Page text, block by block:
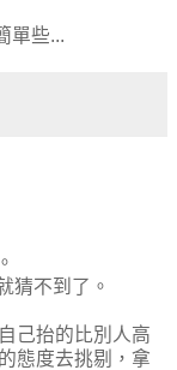
單些...
猜不到了。
己抬的比別人高
態度去挑剔，拿